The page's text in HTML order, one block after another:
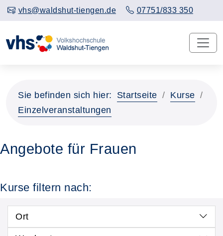
vhs@waldshut-tiengen.de 07751/833 350
Sie befinden sich hier: Startseite
Kurse
Einzelveranstaltungen
Angebote für Frauen
Kurse filtern nach:
Ort